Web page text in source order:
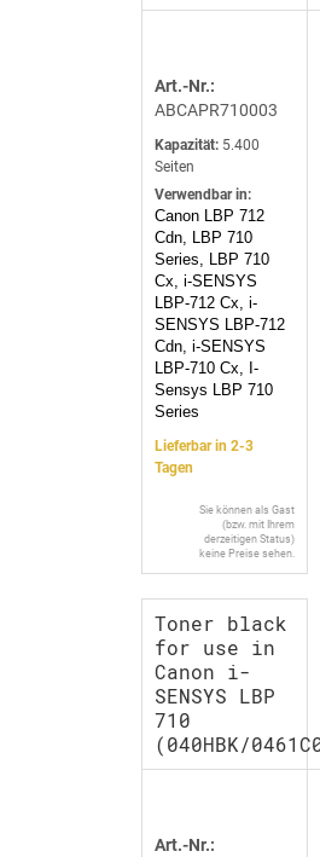
Art.-Nr.:
ABCAPR710003
Kapazität: 5.400
Seiten
Verwendbar in:
Canon LBP 712
Cdn, LBP 710
Series, LBP 710
Cx, i-SENSYS
LBP-712 Cx, i-
SENSYS LBP-712
Cdn, i-SENSYS
LBP-710 Cx, I-
Sensys LBP 710
Series
Lieferbar in 2-3
Tagen
Sie können als Gast
(bzw. mit Ihrem
derzeitigen Status)
keine Preise sehen.
Toner black
for use in
Canon i-
SENSYS LBP
710
(040HBK/
Art.-Nr.: